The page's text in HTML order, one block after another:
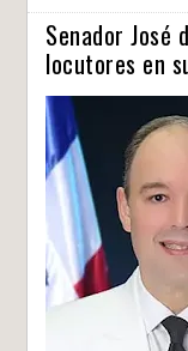
Senador
locutores en